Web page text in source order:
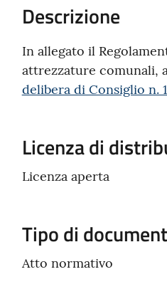
Descrizione
In allegato il
attrezzature comunali,
delibera di Consiglio n.
Licenza di
Licenza aperta
Tipo di
Atto normativo